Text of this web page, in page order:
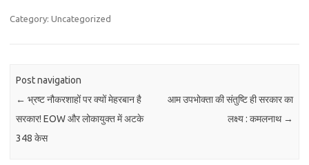
Category: Uncategorized
Post navigation
← भ्रष्ट नौकरशाहों पर क्यों मेहरबान है
सरकार! EOW और लोकायुक्त में अटके
348 केस
आम उपभोक्ता की संतुष्टि ही सरकार का
लक्ष्य : कमलनाथ →